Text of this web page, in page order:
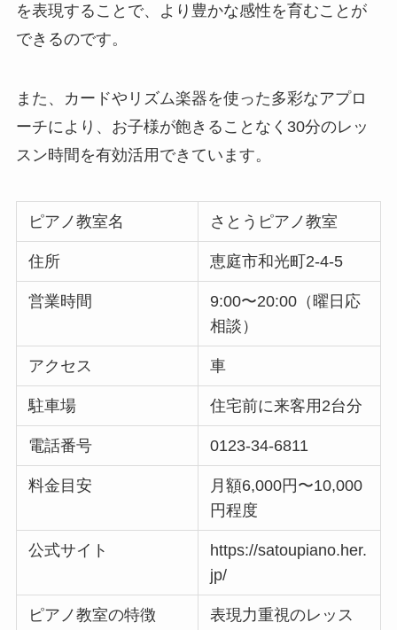
を表現することで、より豊かな感性を育むことが
できるのです。
また、カードやリズム楽器を使った多彩なアプロ
ーチにより、お子様が飽きることなく30分のレッ
スン時間を有効活用できています。
ピアノ教室名 さとうピアノ教室
住所 恵庭市和光町2-4-5
営業時間
9:00〜20:00（曜日応
相談）
アクセス 車
駐車場 住宅前に来客用2台分
電話番号 0123-34-6811
料金目安
月額6,000円〜10,000
円程度
公式サイト
https://satoupiano.her.
jp/
ピアノ教室の特徴
表現力重視のレッス